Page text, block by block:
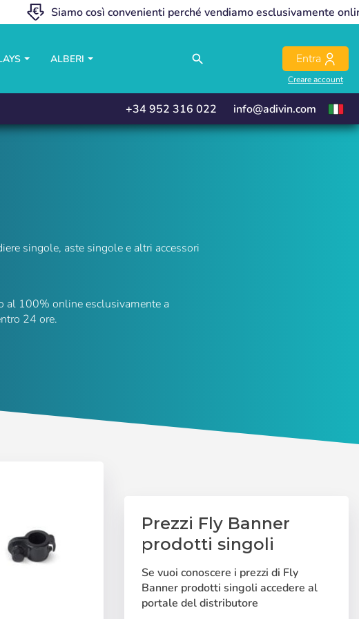
Siamo così convenienti perché vendiamo esclusivamente
ALBERI search Entra
Creare account
close
+34 952 316 022 info@adivin.com
close
singole, aste singole e altri accessori
al 100% online esclusivamente a
24 ore.
Prezzi Fly Banner
prodotti singoli
Se vuoi conoscere i prezzi di Fly
Banner prodotti singoli accedere al
portale del distributore